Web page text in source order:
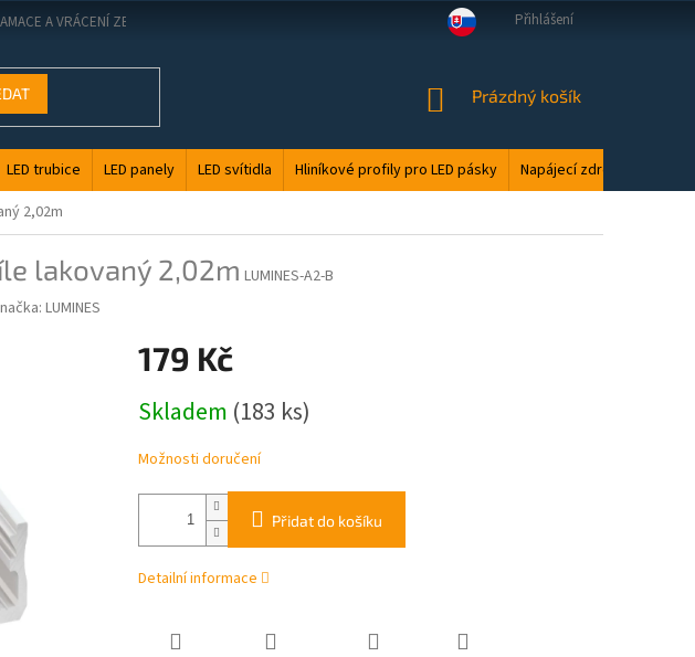
A VRÁCENÍ ZBOŽÍ LED ODPAD PODMÍNKY OCHRANY
Přihlášení
NÁKUPNÍ
Prázdný košík
LED trubice LED panely LED svítidla Hliníkové profily pro LED pásky Napájecí zdroje
2,02m
lakovaný 2,02m LUMINES-A2-B
LUMINES
179 Kč
cena:
Skladem (183 ks)
Možnosti doručení
Přidat do košíku
Detailní informace